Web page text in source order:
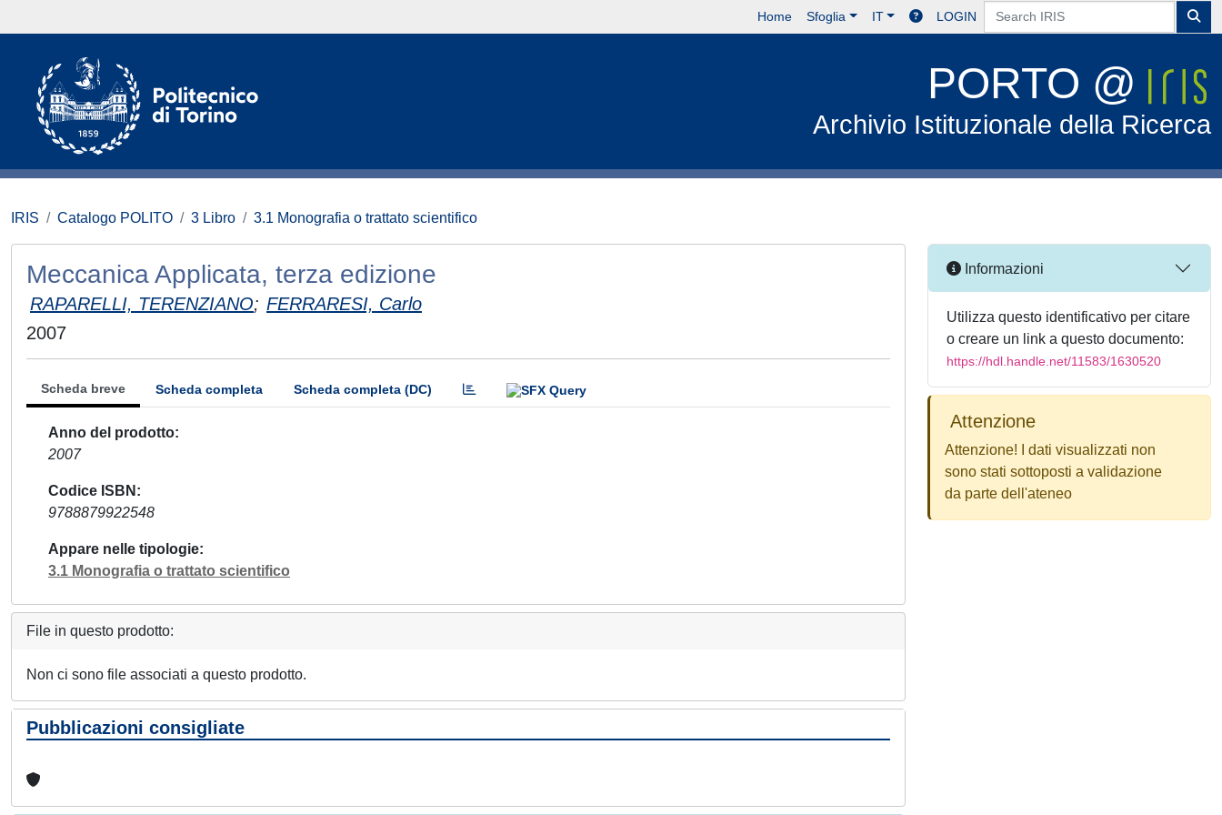
Home Sfoglia IT LOGIN
PORTO @
Archivio Istituzionale della Ricerca
IRIS Catalogo POLITO 3 Libro 3.1 Monografia o trattato scientifico
Meccanica Applicata, terza edizione
RAPARELLI, TERENZIANO; FERRARESI, Carlo
2007
Scheda breve Scheda completa Scheda completa (DC)
Anno del prodotto
2007
Codice ISBN
9788879922548
Appare nelle tipologie
3.1 Monografia o trattato scientifico
File in questo prodotto:
Non ci sono file associati a questo prodotto.
Pubblicazioni consigliate
Informazioni
Utilizza questo identificativo per citare
o creare un link a questo documento:
https://hdl.handle.net/11583/1630520
Attenzione
Attenzione! I dati visualizzati non
sono stati sottoposti a validazione
da parte dell'ateneo